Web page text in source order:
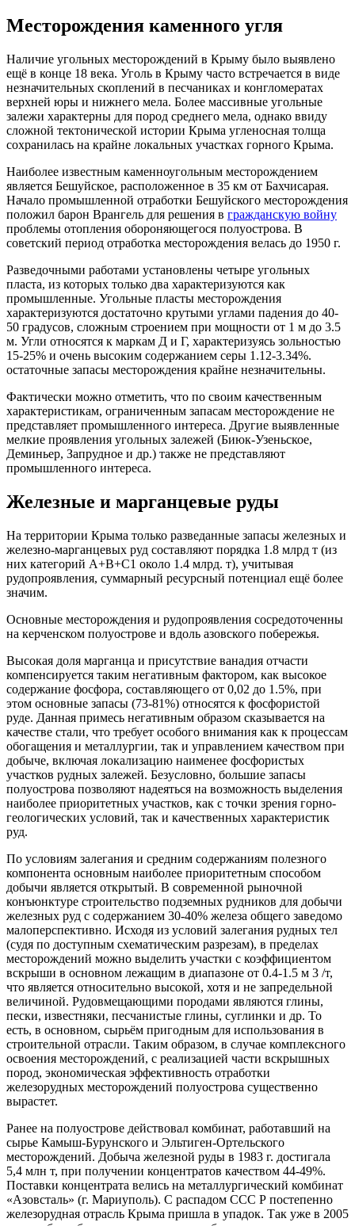
Месторождения каменного угля
Наличие угольных месторождений в Крыму было выявлено
ещё в конце 18 века. Уголь в Крыму часто встречается в виде
незначительных скоплений в песчаниках и конгломератах
верхней юры и нижнего мела. Более массивные угольные
залежи характерны для пород среднего мела, однако ввиду
сложной тектонической истории Крыма угленосная толща
сохранилась на крайне локальных участках горного Крыма.
Наиболее известным каменноугольным месторождением
является Бешуйское, расположенное в 35 км от Бахчисарая.
Начало промышленной отработки Бешуйского месторождения
положил барон Врангель для решения в гражданскую войну
проблемы отопления обороняющегося полуострова. В
советский период отработка месторождения велась до 1950 г.
Разведочными работами установлены четыре угольных
пласта, из которых только два характеризуются как
промышленные. Угольные пласты месторождения
характеризуются достаточно крутыми углами падения до 40-
50 градусов, сложным строением при мощности от 1 м до 3.5
м. Угли относятся к маркам Д и Г, характеризуясь зольностью
15-25% и очень высоким содержанием серы 1.12-3.34%.
остаточные запасы месторождения крайне незначительны.
Фактически можно отметить, что по своим качественным
характеристикам, ограниченным запасам месторождение не
представляет промышленного интереса. Другие выявленные
мелкие проявления угольных залежей (Биюк-Узеньское,
Деминьер, Запрудное и др.) также не представляют
промышленного интереса.
Железные и марганцевые руды
На территории Крыма только разведанные запасы железных и
железно-марганцевых руд составляют порядка 1.8 млрд т (из
них категорий А+В+С1 около 1.4 млрд. т), учитывая
рудопроявления, суммарный ресурсный потенциал ещё более
значим.
Основные месторождения и рудопроявления сосредоточенны
на керченском полуострове и вдоль азовского побережья.
Высокая доля марганца и присутствие ванадия отчасти
компенсируется таким негативным фактором, как высокое
содержание фосфора, составляющего от 0,02 до 1.5%, при
этом основные запасы (73-81%) относятся к фосфористой
руде. Данная примесь негативным образом сказывается на
качестве стали, что требует особого внимания как к процессам
обогащения и металлургии, так и управлением качеством при
добыче, включая локализацию наименее фосфористых
участков рудных залежей. Безусловно, большие запасы
полуострова позволяют надеяться на возможность выделения
наиболее приоритетных участков, как с точки зрения горно-
геологических условий, так и качественных характеристик
руд.
По условиям залегания и средним содержаниям полезного
компонента основным наиболее приоритетным способом
добычи является открытый. В современной рыночной
конъюнктуре строительство подземных рудников для добычи
железных руд с содержанием 30-40% железа общего заведомо
малоперспективно. Исходя из условий залегания рудных тел
(судя по доступным схематическим разрезам), в пределах
месторождений можно выделить участки с коэффициентом
вскрыши в основном лежащим в диапазоне от 0.4-1.5 м 3 /т,
что является относительно высокой, хотя и не запредельной
величиной. Рудовмещающими породами являются глины,
пески, известняки, песчанистые глины, суглинки и др. То
есть, в основном, сырьём пригодным для использования в
строительной отрасли. Таким образом, в случае комплексного
освоения месторождений, с реализацией части вскрышных
пород, экономическая эффективность отработки
железорудных месторождений полуострова существенно
вырастет.
Ранее на полуострове действовал комбинат, работавший на
сырье Камыш-Бурунского и Эльтиген-Ортельского
месторождений. Добыча железной руды в 1983 г. достигала
5,4 млн т, при получении концентратов качеством 44-49%.
Поставки концентрата велись на металлургический комбинат
«Азовсталь» (г. Мариуполь). С распадом ССС Р постепенно
железорудная отрасль Крыма пришла в упадок. Так уже в 2005